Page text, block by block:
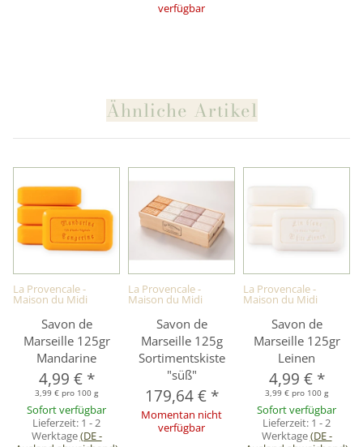
verfügbar
Ähnliche Artikel
La Provencale -
Maison du Midi
Savon de
Marseille 125gr
Mandarine
4,99 € *
3,99 € pro 100 g
Sofort verfügbar
Lieferzeit: 1 - 2
Werktage(DE -
La Provencale -
Maison du Midi
Savon de
Marseille 125g
Sortimentskiste
"süß"
179,64 € *
Momentan nicht
verfügbar
La Provencale -
Maison du Midi
Savon de
Marseille 125gr
Leinen
4,99 € *
3,99 € pro 100 g
Sofort verfügbar
Lieferzeit: 1 - 2
Werktage(DE -